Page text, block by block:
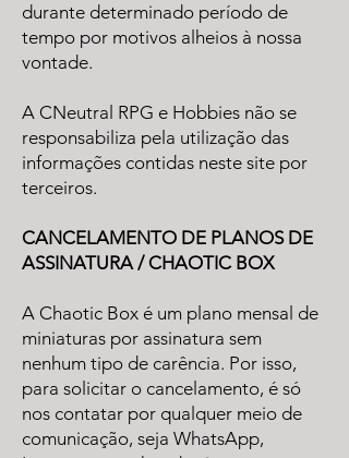
durante determinado período de
tempo por motivos alheios à nossa
vontade.
A CNeutral RPG e Hobbies não se
responsabiliza pela utilização das
informações contidas neste site por
terceiros.
CANCELAMENTO DE PLANOS DE
ASSINATURA / CHAOTIC BOX
A Chaotic Box é um plano mensal de
miniaturas por assinatura sem
nenhum tipo de carência. Por isso,
para solicitar o cancelamento, é só
nos contatar por qualquer meio de
comunicação, seja WhatsApp,